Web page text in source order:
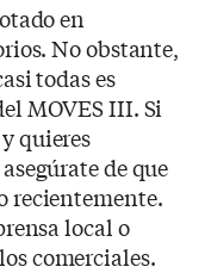
en
No obstante,
todas es
MOVES III. Si
quieres
de que
recientemente.
local o
comerciales.